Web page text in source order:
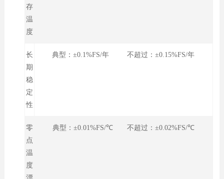
存
温
度
长
期
稳
定
性
典型：±0.1%FS/年 不超过：±0.15%FS/年
零
点
温
度
典型：±0.01%FS/℃ 不超过：±0.02%FS/℃